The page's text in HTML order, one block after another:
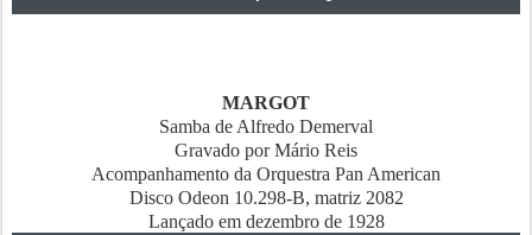
MARGOT
Samba de Alfredo Demerval
Gravado por Mário Reis
Acompanhamento da Orquestra Pan American
Disco Odeon 10.298-B, matriz 2082
Lançado em dezembro de 1928